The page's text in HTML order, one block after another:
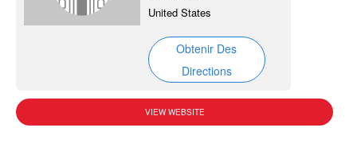
United States
Obtenir Des
Directions
VIEW WEBSITE